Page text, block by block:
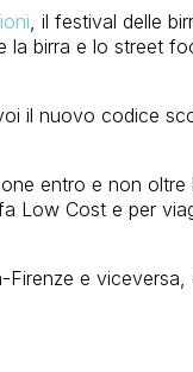
, il festival delle
birra e lo street
il nuovo codice
entro e non oltre
Low Cost e per
e